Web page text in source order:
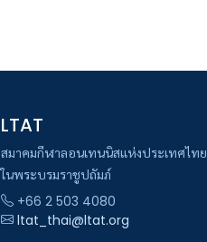
LTAT
สมาคมกีฬาลอนเทนนิสแห่งประเทศไทย
ในพระบรมราชูปถัมภ์
+66 2 503 4080
ltat_thai@ltat.org